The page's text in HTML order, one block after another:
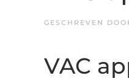
GESCHREVEN
VAC